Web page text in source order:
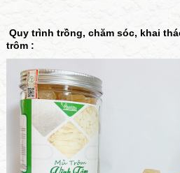
Quy trình trồng, chăm sóc, khai
trôm :